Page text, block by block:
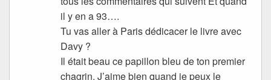
il y en a 93….
Tu vas aller à Paris dédicacer le livre avec
Davy ?
Il était beau ce papillon bleu de ton premier
chagrin. J’aime bien quand je peux le